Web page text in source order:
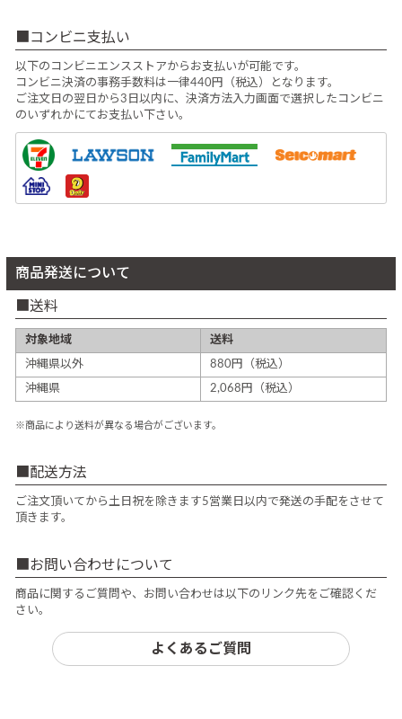
コンビニ支払い
以下のコンビニエンスストアからお支払いが可能です。
コンビニ決済の事務手数料は一律440円（税込）となります。
ご注文日の翌日から3日以内に、決済方法入力画面で選択したコンビニ
のいずれかにてお支払い下さい。
商品発送について
送料
対象地域 送料
沖縄県以外 880円（税込）
沖縄県 2,068円（税込）
※商品により送料が異なる場合がございます。
配送方法
ご注文頂いてから土日祝を除きます5営業日以内で発送の手配をさせて
頂きます。
お問い合わせについて
商品に関するご質問や、お問い合わせは以下のリンク先をご確認くだ
さい。
よくあるご質問